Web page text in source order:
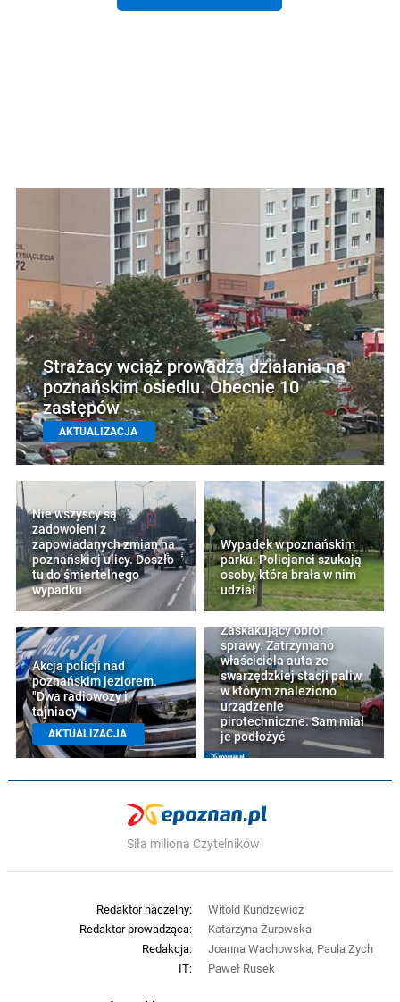
Strażacy wciąż prowadzą działania na
poznańskim osiedlu. Obecnie 10
zastępów
AKTUALIZACJA
Nie wszyscy są
zadowoleni z
zapowiadanych zmian na
poznańskiej ulicy. Doszło
tu do śmiertelnego
wypadku
Wypadek w poznańskim
parku. Policjanci szukają
osoby, która brała w nim
udział
Akcja policji nad
poznańskim jeziorem.
"Dwa radiowozy i
tajniacy"
AKTUALIZACJA
Zaskakujący obrót
sprawy. Zatrzymano
właściciela auta ze
swarzędzkiej stacji paliw,
w którym znaleziono
urządzenie
pirotechniczne. Sam miał
je podłożyć
Siła miliona Czytelników
Redaktor naczelny:
Witold Kundzewicz
Redaktor prowadząca:
Katarzyna Żurowska
Redakcja:
Joanna Wachowska, Paula Zych
IT:
Paweł Rusek